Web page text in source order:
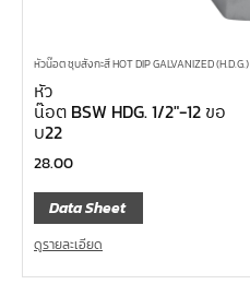
หัวน๊อต ชุบสังกะสี HOT DIP GALVANIZED (H.D.G.)
หัว
น๊อต BSW HDG. 1/2″-12 ขอ
บ22
28.00
Data Sheet
ดูรายละเอียด